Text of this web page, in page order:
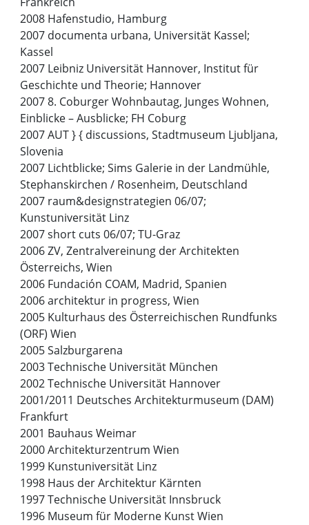
2008 Hafenstudio, Hamburg
2007 documenta urbana, Universität Kassel;
Kassel
2007 Leibniz Universität Hannover, Institut für
Geschichte und Theorie; Hannover
2007 8. Coburger Wohnbautag, Junges Wohnen,
Einblicke – Ausblicke; FH Coburg
2007 AUT } { discussions, Stadtmuseum Ljubljana,
Slovenia
2007 Lichtblicke; Sims Galerie in der Landmühle,
Stephanskirchen / Rosenheim, Deutschland
2007 raum&designstrategien 06/07;
Kunstuniversität Linz
2007 short cuts 06/07; TU-Graz
2006 ZV, Zentralvereinung der Architekten
Österreichs, Wien
2006 Fundación COAM, Madrid, Spanien
2006 architektur in progress, Wien
2005 Kulturhaus des Österreichischen Rundfunks
(ORF) Wien
2005 Salzburgarena
2003 Technische Universität München
2002 Technische Universität Hannover
2001/2011 Deutsches Architekturmuseum (DAM)
Frankfurt
2001 Bauhaus Weimar
2000 Architekturzentrum Wien
1999 Kunstuniversität Linz
1998 Haus der Architektur Kärnten
1997 Technische Universität Innsbruck
1996 Museum für Moderne Kunst Wien